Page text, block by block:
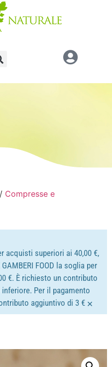
/ Compresse e
acquisti superiori ai 40,00 €,
FOOD la soglia per
€. È richiesto un contributo
Per il pagamento
aggiuntivo di 3 € ×